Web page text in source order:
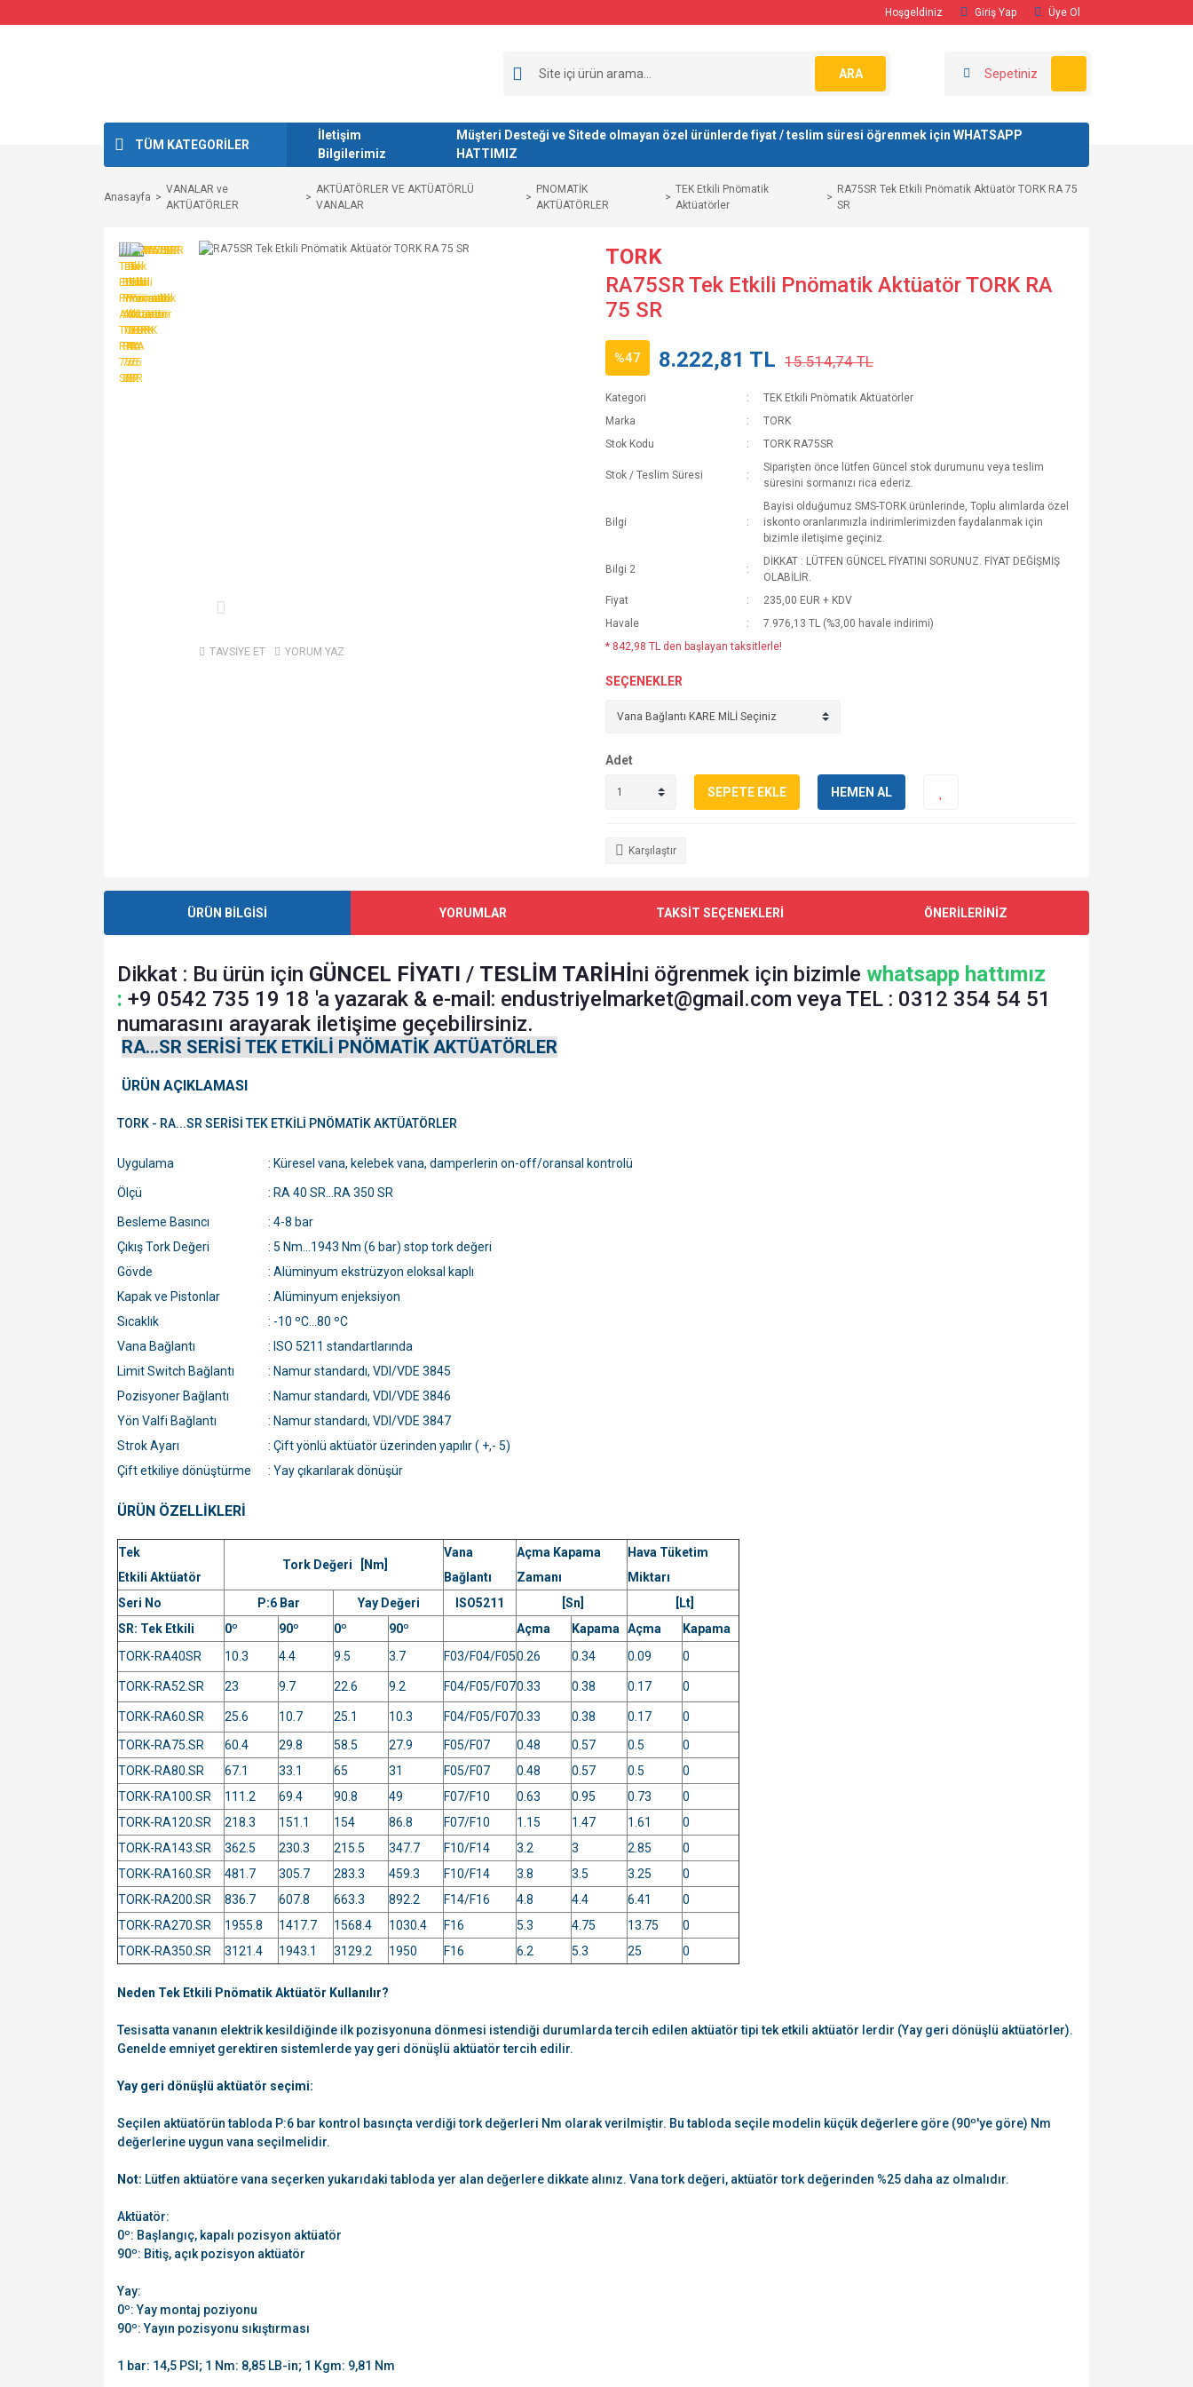
Hoşgeldiniz Giriş Yap Üye Ol
ARA Sepetiniz
TÜM KATEGORİLER
İletişim
Bilgilerimiz
Müşteri Desteği ve Sitede olmayan özel ürünlerde fiyat / teslim süresi öğrenmek için WHATSAPP
HATTIMIZ
Anasayfa
VANALAR ve
AKTÜATÖRLER
AKTÜATÖRLER VE AKTÜATÖRLÜ
VANALAR
PNOMATİK
AKTÜATÖRLER
TEK Etkili Pnömatik
Aktüatörler
RA75SR Tek Etkili Pnömatik Aktüatör TORK RA 75
SR
TAVSİYE ET YORUM YAZ
TORK
RA75SR Tek Etkili Pnömatik Aktüatör TORK RA
75 SR
%47 8.222,81 TL 15.514,74 TL
Kategori
TEK Etkili Pnömatik Aktüatörler
Marka
TORK
Stok Kodu
TORK RA75SR
Stok / Teslim Süresi
Siparişten önce lütfen Güncel stok durumunu veya teslim
süresini sormanızı rica ederiz.
Bilgi
Bayisi olduğumuz SMS-TORK ürünlerinde, Toplu alımlarda özel
iskonto oranlarımızla indirimlerimizden faydalanmak için
bizimle iletişime geçiniz.
Bilgi 2
DİKKAT : LÜTFEN GÜNCEL FİYATINI SORUNUZ. FİYAT DEĞİŞMİŞ
OLABİLİR.
Fiyat
235,00 EUR + KDV
Havale
7.976,13 TL (%3,00 havale indirimi)
* 842,98 TL den başlayan taksitlerle!
SEÇENEKLER
Adet
SEPETE EKLE HEMEN AL
Karşılaştır
ÜRÜN BİLGİSİ YORUMLAR TAKSİT SEÇENEKLERİ ÖNERİLERİNİZ
Dikkat : Bu ürün için GÜNCEL FİYATI / TESLİM TARİHİni öğrenmek için bizimle whatsapp hattımız
: +9 0542 735 19 18 'a yazarak & e-mail: endustriyelmarket@gmail.com veya TEL : 0312 354 54 51
numarasını arayarak iletişime geçebilirsiniz.
RA...SR SERİSİ TEK ETKİLİ PNÖMATİK AKTÜATÖRLER
ÜRÜN AÇIKLAMASI
TORK - RA...SR SERİSİ TEK ETKİLİ PNÖMATİK AKTÜATÖRLER
Uygulama : Küresel vana, kelebek vana, damperlerin on-off/oransal kontrolü
Ölçü : RA 40 SR...RA 350 SR
Besleme Basıncı
: 4-8 bar
Çıkış Tork Değeri
: 5 Nm...1943 Nm (6 bar) stop tork değeri
Gövde
: Alüminyum ekstrüzyon eloksal kaplı
Kapak ve Pistonlar
: Alüminyum enjeksiyon
Sıcaklık
: -10 ºC...80 ºC
Vana Bağlantı
: ISO 5211 standartlarında
Limit Switch Bağlantı
: Namur standardı, VDI/VDE 3845
Pozisyoner Bağlantı
: Namur standardı, VDI/VDE 3846
Yön Valfi Bağlantı
: Namur standardı, VDI/VDE 3847
Strok Ayarı
: Çift yönlü aktüatör üzerinden yapılır ( +,- 5)
Çift etkiliye dönüştürme
: Yay çıkarılarak dönüşür
ÜRÜN ÖZELLİKLERİ
Tek
Etkili Aktüatör
Tork Değeri [Nm]
Vana
Bağlantı
Açma Kapama
Zamanı
Hava Tüketim
Miktarı
Seri No
P:6 Bar Yay Değeri ISO5211 [Sn]
[Lt]
SR: Tek Etkili
0º 90º 0º 90º Açma Kapama Açma
Kapama
TORK-RA40SR
10.3 4.4 9.5 3.7 F03/F04/F050.26 0.34 0.09 0
TORK-RA52.SR 23 9.7 22.6 9.2 F04/F05/F070.33 0.38 0.17 0
TORK-RA60.SR 25.6 10.7 25.1 10.3 F04/F05/F070.33 0.38 0.17
0
TORK-RA75.SR
60.4 29.8 58.5 27.9 F05/F07 0.48 0.57 0.5
0
TORK-RA80.SR
67.1 33.1 65 31 F05/F07 0.48 0.57 0.5
0
TORK-RA100.SR
111.2 69.4 90.8 49 F07/F10 0.63 0.95 0.73
0
TORK-RA120.SR
218.3 151.1 154 86.8 F07/F10 1.15 1.47 1.61
0
TORK-RA143.SR
362.5 230.3 215.5 347.7 F10/F14 3.2 3 2.85
0
TORK-RA160.SR
481.7 305.7 283.3 459.3 F10/F14 3.8 3.5 3.25
0
TORK-RA200.SR
836.7 607.8 663.3 892.2 F14/F16 4.8 4.4 6.41
0
TORK-RA270.SR
1955.8 1417.7 1568.4 1030.4 F16 5.3 4.75 13.75
0
TORK-RA350.SR
3121.4 1943.1 3129.2 1950 F16 6.2 5.3 25 0
Neden Tek Etkili Pnömatik Aktüatör Kullanılır?
Tesisatta vananın elektrik kesildiğinde ilk pozisyonuna dönmesi istendiği durumlarda tercih edilen aktüatör tipi tek etkili aktüatör lerdir (Yay geri dönüşlü aktüatörler).
Genelde emniyet gerektiren sistemlerde yay geri dönüşlü aktüatör tercih edilir.
Yay geri dönüşlü aktüatör seçimi:
Seçilen aktüatörün tabloda P:6 bar kontrol basınçta verdiği tork değerleri Nm olarak verilmiştir. Bu tabloda seçile modelin küçük değerlere göre (90º'ye göre) Nm
değerlerine uygun vana seçilmelidir.
Not: Lütfen aktüatöre vana seçerken yukarıdaki tabloda yer alan değerlere dikkate alınız. Vana tork değeri, aktüatör tork değerinden %25 daha az olmalıdır.
Aktüatör:
0º: Başlangıç, kapalı pozisyon aktüatör
90º: Bitiş, açık pozisyon aktüatör
Yay:
0º: Yay montaj poziyonu
90º: Yayın pozisyonu sıkıştırması
1 bar: 14,5 PSI; 1 Nm: 8,85 LB-in; 1 Kgm: 9,81 Nm